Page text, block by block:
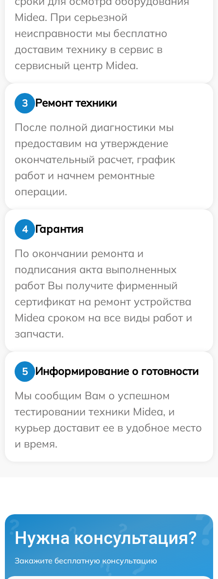
Midea. При серьезной
неисправности мы бесплатно
доставим технику в сервис в
сервисный центр Midea.
3
Ремонт техники
После полной диагностики мы
предоставим на утверждение
окончательный расчет, график
работ и начнем ремонтные
операции.
4
Гарантия
По окончании ремонта и
подписания акта выполненных
работ Вы получите фирменный
сертификат на ремонт устройства
Midea сроком на все виды работ и
запчасти.
5
Информирование о готовности
Мы сообщим Вам о успешном
тестировании техники Midea, и
курьер доставит ее в удобное место
и время.
Нужна консультация?
Закажите бесплатную консультацию